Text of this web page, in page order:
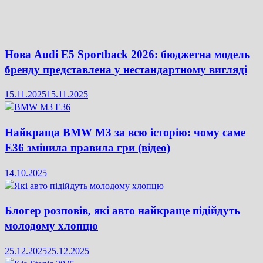
Нова Audi E5 Sportback 2026: бюджетна модель
бренду представлена у нестандартному вигляді
15.11.202515.11.2025
Найкраща BMW M3 за всю історію: чому саме
E36 змінила правила гри (відео)
14.10.2025
Блогер розповів, які авто найкраще підійдуть
молодому хлопцю
25.12.202525.12.2025